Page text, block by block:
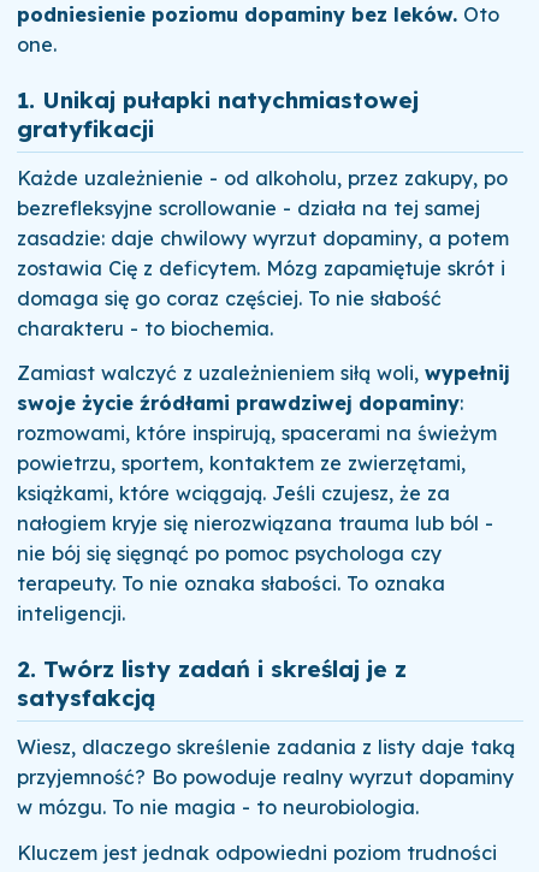
podniesienie poziomu dopaminy bez leków.Oto
one.
1. Unikaj pułapki natychmiastowej
gratyfikacji
Każde uzależnienie - od alkoholu, przez zakupy, po
bezrefleksyjne scrollowanie - działa na tej samej
zasadzie: daje chwilowy wyrzut dopaminy, a potem
zostawia Cię z deficytem. Mózg zapamiętuje skrót i
domaga się go coraz częściej. To nie słabość
charakteru - to biochemia.
Zamiast walczyć z uzależnieniem siłą woli, wypełnij
swoje życie źródłami prawdziwej dopaminy:
rozmowami, które inspirują, spacerami na świeżym
powietrzu, sportem, kontaktem ze zwierzętami,
książkami, które wciągają. Jeśli czujesz, że za
nałogiem kryje się nierozwiązana trauma lub ból -
nie bój się sięgnąć po pomoc psychologa czy
terapeuty. To nie oznaka słabości. To oznaka
inteligencji.
2. Twórz listy zadań i skreślaj je z
satysfakcją
Wiesz, dlaczego skreślenie zadania z listy daje taką
przyjemność? Bo powoduje realny wyrzut dopaminy
w mózgu. To nie magia - to neurobiologia.
Kluczem jest jednak odpowiedni poziom trudności